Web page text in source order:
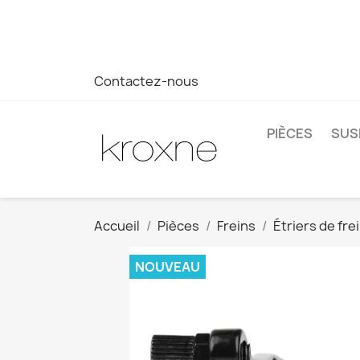
Contactez-nous
PIÈCES
Accueil Pièces Freins Étriers de
NOUVEAU